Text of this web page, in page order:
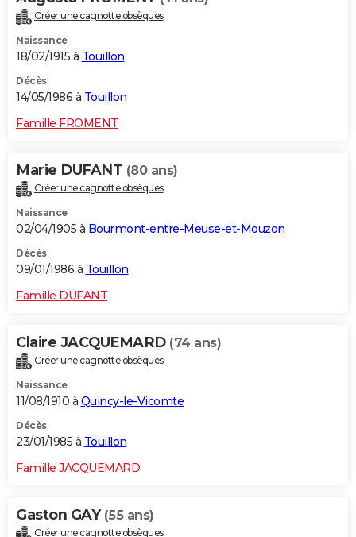
Créer une cagnotte obsèques
Naissance
18/02/1915 à Touillon
Décès
14/05/1986 à Touillon
Famille FROMENT
Marie DUFANT (80 ans)
Créer une cagnotte obsèques
Naissance
02/04/1905 à Bourmont-entre-Meuse-et-Mouzon
Décès
09/01/1986 à Touillon
Famille DUFANT
Claire JACQUEMARD (74 ans)
Créer une cagnotte obsèques
Naissance
11/08/1910 à Quincy-le-Vicomte
Décès
23/01/1985 à Touillon
Famille JACQUEMARD
Gaston GAY (55 ans)
Créer une cagnotte obsèques